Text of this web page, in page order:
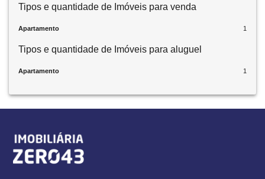
Tipos e quantidade de Imóveis para venda
Apartamento 1
Tipos e quantidade de Imóveis para aluguel
Apartamento 1